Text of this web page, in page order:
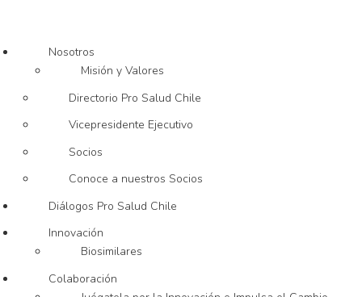
Nosotros
Misión y Valores
Directorio Pro Salud Chile
Vicepresidente Ejecutivo
Socios
Conoce a nuestros Socios
Diálogos Pro Salud Chile
Innovación
Biosimilares
Colaboración